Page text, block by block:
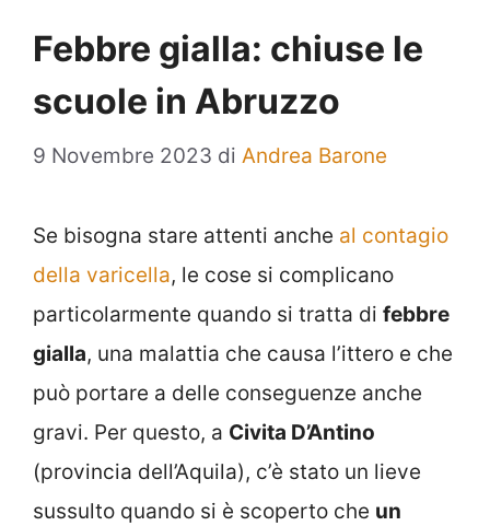
Febbre gialla: chiuse le
scuole in Abruzzo
9 Novembre 2023 di Andrea Barone
Se bisogna stare attenti anche al contagio
della varicella, le cose si complicano
particolarmente quando si tratta di febbre
gialla, una malattia che causa l’ittero e che
può portare a delle conseguenze anche
gravi. Per questo, a Civita D’Antino
(provincia dell’Aquila), c’è stato un lieve
sussulto quando si è scoperto che un